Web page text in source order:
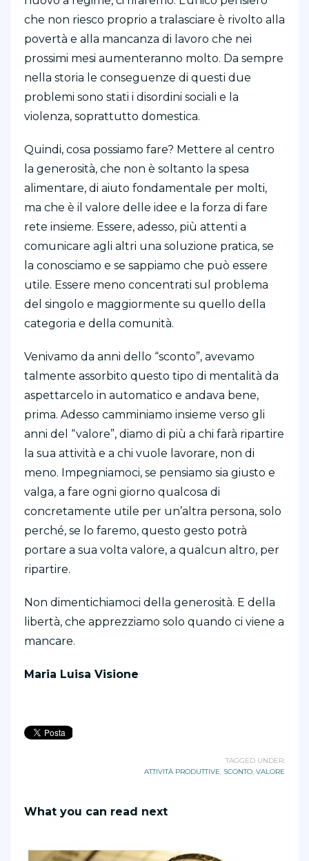
che non riesco proprio a tralasciare è rivolto alla
povertà e alla mancanza di lavoro che nei
prossimi mesi aumenteranno molto. Da sempre
nella storia le conseguenze di questi due
problemi sono stati i disordini sociali e la
violenza, soprattutto domestica.
Quindi, cosa possiamo fare? Mettere al centro
la generosità, che non è soltanto la spesa
alimentare, di aiuto fondamentale per molti,
ma che è il valore delle idee e la forza di fare
rete insieme. Essere, adesso, più attenti a
comunicare agli altri una soluzione pratica, se
la conosciamo e se sappiamo che può essere
utile. Essere meno concentrati sul problema
del singolo e maggiormente su quello della
categoria e della comunità.
Venivamo da anni dello “sconto”, avevamo
talmente assorbito questo tipo di mentalità da
aspettarcelo in automatico e andava bene,
prima. Adesso camminiamo insieme verso gli
anni del “valore”, diamo di più a chi farà ripartire
la sua attività e a chi vuole lavorare, non di
meno. Impegniamoci, se pensiamo sia giusto e
valga, a fare ogni giorno qualcosa di
concretamente utile per un’altra persona, solo
perché, se lo faremo, questo gesto potrà
portare a sua volta valore, a qualcun altro, per
ripartire.
Non dimentichiamoci della generosità. E della
libertà, che apprezziamo solo quando ci viene a
mancare.
Maria Luisa Visione
TAGGED UNDER:
ATTIVITÀ PRODUTTIVE SCONTO VALORE
What you can read next